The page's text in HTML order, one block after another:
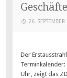
26.
Der
Uhr, zeigt das